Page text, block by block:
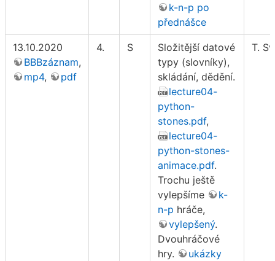
k-n-p po
přednášce
13.10.2020
BBBzáznam,
mp4, pdf
4. S
Složitější datové
typy (slovníky),
skládání, dědění.
lecture04-
python-
stones.pdf,
lecture04-
python-stones-
animace.pdf.
Trochu ještě
vylepšíme
k-
n-p hráče,
vylepšený.
Dvouhráčové
hry.
ukázky
T.